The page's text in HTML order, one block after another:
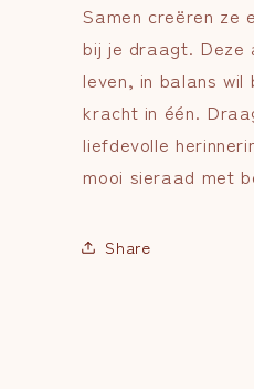
Samen creëren ze
bij je draagt. Deze
leven, in balans
kracht in één.
liefdevolle
mooi sieraad met
Share